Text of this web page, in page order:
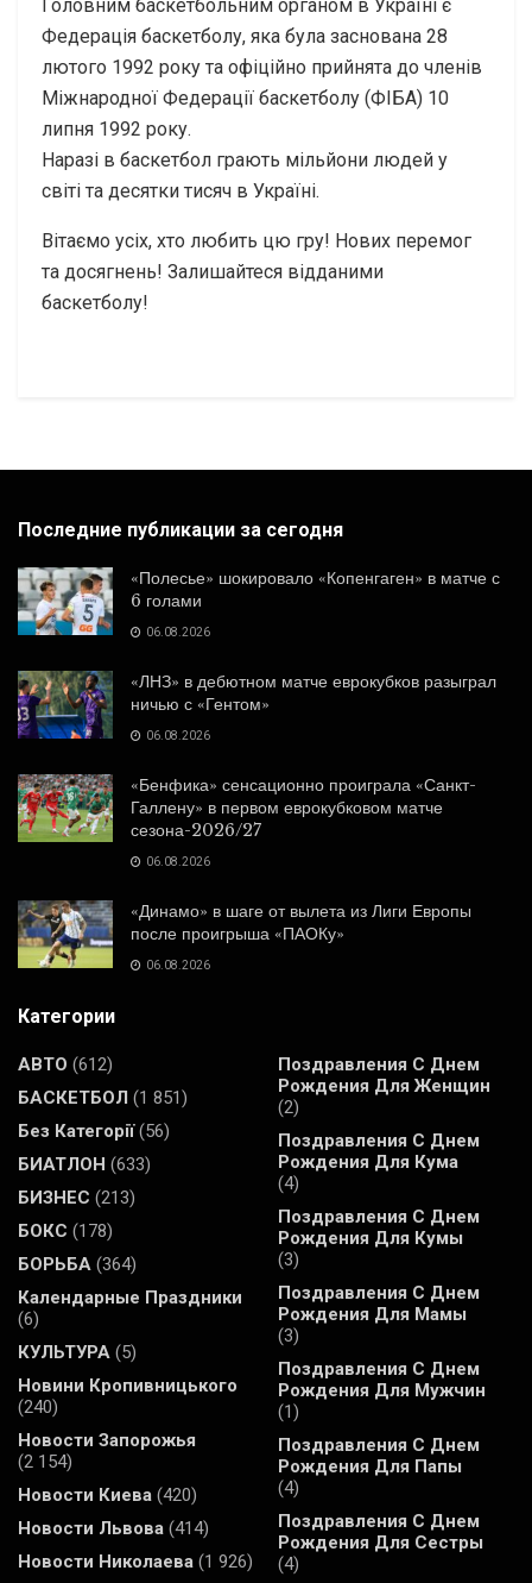
Головним баскетбольним органом в Україні є
Федерація баскетболу, яка була заснована 28
лютого 1992 року та офіційно прийнята до членів
Міжнародної Федерації баскетболу (ФІБА) 10
липня 1992 року.
Наразі в баскетбол грають мільйони людей у
світі та десятки тисяч в Україні.
Вітаємо усіх, хто любить цю гру! Нових перемог
та досягнень! Залишайтеся відданими
баскетболу!
Последние публикации за сегодня
«Полесье» шокировало «Копенгаген» в матче с
6 голами
06.08.2026
«ЛНЗ» в дебютном матче еврокубков разыграл
ничью с «Гентом»
06.08.2026
«Бенфика» сенсационно проиграла «Санкт-
Галлену» в первом еврокубковом матче
сезона-2026/27
06.08.2026
«Динамо» в шаге от вылета из Лиги Европы
после проигрыша «ПАОКу»
06.08.2026
Категории
АВТО (612)
БАСКЕТБОЛ (1 851)
Без Категорії(56)
БИАТЛОН (633)
БИЗНЕС (213)
БОКС (178)
БОРЬБА (364)
Календарные Праздники
(6)
КУЛЬТУРА (5)
Новини Кропивницького
(240)
Новости Запорожья
(2 154)
Новости Киева (420)
Новости Львова (414)
Новости Николаева (1 926)
Поздравления С Днем
Рождения Для Женщин
(2)
Поздравления С Днем
Рождения Для Кума
(4)
Поздравления С Днем
Рождения Для Кумы
(3)
Поздравления С Днем
Рождения Для Мамы
(3)
Поздравления С Днем
Рождения Для Мужчин
(1)
Поздравления С Днем
Рождения Для Папы
(4)
Поздравления С Днем
Рождения Для Сестры
(4)